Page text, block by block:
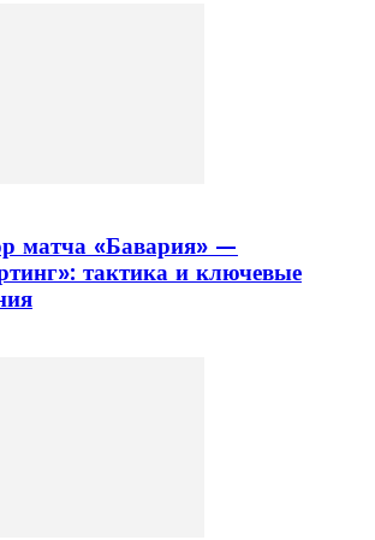
матча «Бавария» —
тактика и ключевые